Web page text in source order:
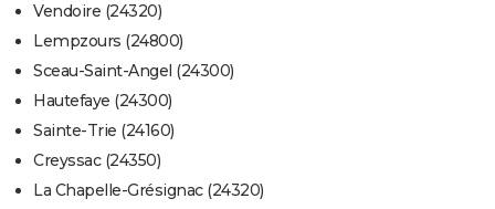
Vendoire (24320)
Lempzours (24800)
Sceau-Saint-Angel (24300)
Hautefaye (24300)
Sainte-Trie (24160)
Creyssac (24350)
La Chapelle-Grésignac (24320)